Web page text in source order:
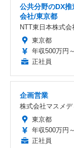
公共分野のDX
会社/東京都
NTT東日本株式会
東京都
年収500万円
正社員
企画営業
株式会社マスメデ
東京都
年収500万円
正社員